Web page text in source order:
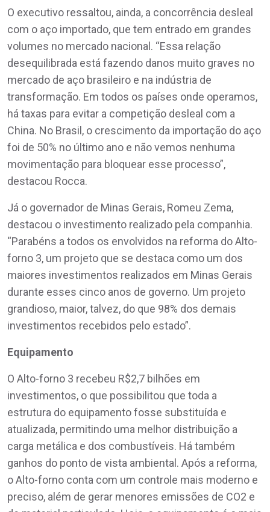
O executivo ressaltou, ainda, a concorrência desleal
com o aço importado, que tem entrado em grandes
volumes no mercado nacional. “Essa relação
desequilibrada está fazendo danos muito graves no
mercado de aço brasileiro e na indústria de
transformação. Em todos os países onde operamos,
há taxas para evitar a competição desleal com a
China. No Brasil, o crescimento da importação do aço
foi de 50% no último ano e não vemos nenhuma
movimentação para bloquear esse processo”,
destacou Rocca.
Já o governador de Minas Gerais, Romeu Zema,
destacou o investimento realizado pela companhia.
“Parabéns a todos os envolvidos na reforma do Alto-
forno 3, um projeto que se destaca como um dos
maiores investimentos realizados em Minas Gerais
durante esses cinco anos de governo. Um projeto
grandioso, maior, talvez, do que 98% dos demais
investimentos recebidos pelo estado”.
Equipamento
O Alto-forno 3 recebeu R$2,7 bilhões em
investimentos, o que possibilitou que toda a
estrutura do equipamento fosse substituída e
atualizada, permitindo uma melhor distribuição a
carga metálica e dos combustíveis. Há também
ganhos do ponto de vista ambiental. Após a reforma,
o Alto-forno conta com um controle mais moderno e
preciso, além de gerar menores emissões de CO2 e